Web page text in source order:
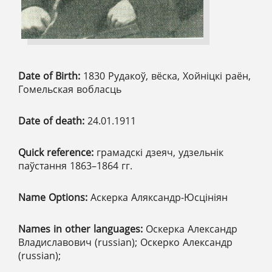
Date of Birth: 1830 Рудакоў, вёска, Хойніцкі раён,
Гомельская вобласць
Date of death: 24.01.1911
Quick reference: грамадскі дзеяч, удзельнік
паўстання 1863–1864 гг.
Name Options: Аскерка Аляксандр-Юсцініян
Names in other languages: Оскерка Александр
Владиславович (russian); Оскерко Александр
(russian);